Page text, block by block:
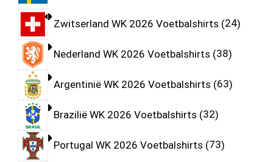
Zwitserland WK 2026 Voetbalshirts 24
Nederland WK 2026 Voetbalshirts 38
Argentinië WK 2026 Voetbalshirts 63
Brazilië WK 2026 Voetbalshirts 32
Portugal WK 2026 Voetbalshirts 73